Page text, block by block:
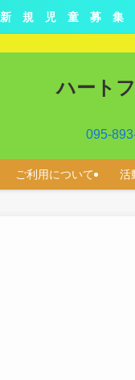
新 規 児 童 募 集
ハート
ご利用について 活
095-